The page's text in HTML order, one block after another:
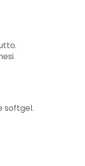
softgel.